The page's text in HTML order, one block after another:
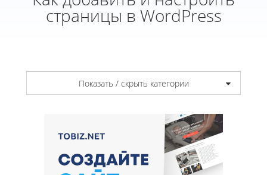
страницы в WordPress
Показать / скрыть категории